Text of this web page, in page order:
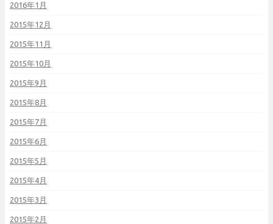
2016年1月
2015年12月
2015年11月
2015年10月
2015年9月
2015年8月
2015年7月
2015年6月
2015年5月
2015年4月
2015年3月
2015年2月